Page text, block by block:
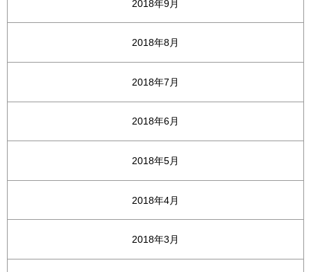
2018年9月
2018年8月
2018年7月
2018年6月
2018年5月
2018年4月
2018年3月